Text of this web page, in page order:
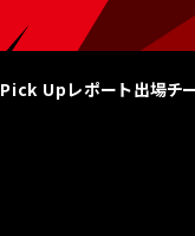
Pick Upレポート出場チ